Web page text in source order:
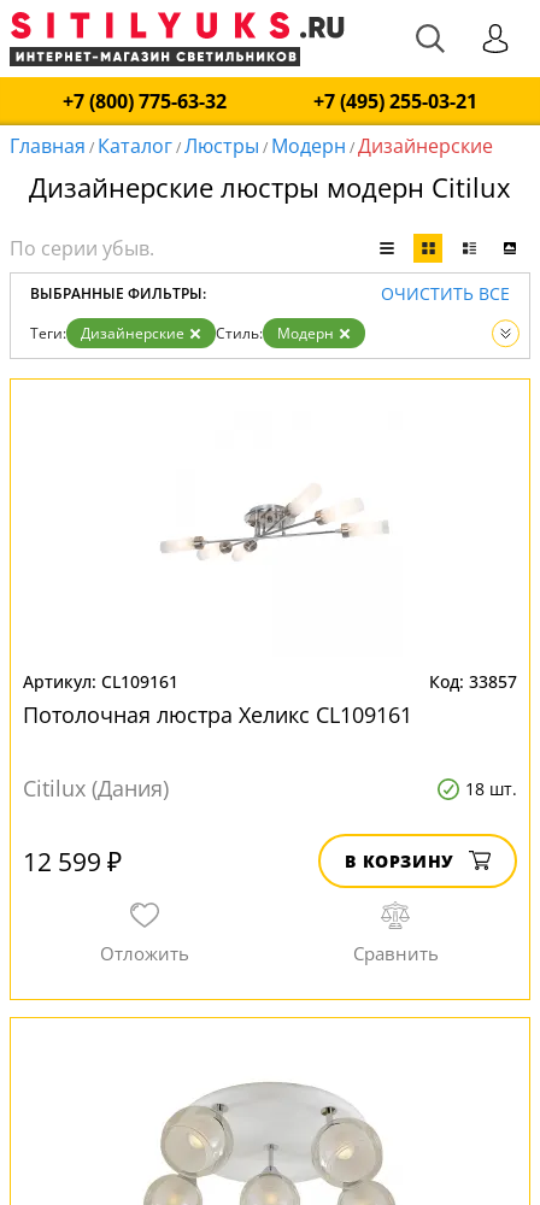
+7 (800) 775-63-32
+7 (495) 255-03-21
Главная / Каталог/Люстры / Модерн /Дизайнерские
Дизайнерские люстры модерн Citilux
ВЫБРАННЫЕ ФИЛЬТРЫ: ОЧИСТИТЬ ВСЕ
Теги: Дизайнерские Стиль:
Модерн
Вид:
Люстры
CL109161 33857
Потолочная люстра Хеликс CL109161
Citilux (Дания) 18 шт.
12 599 ₽ В КОРЗИНУ